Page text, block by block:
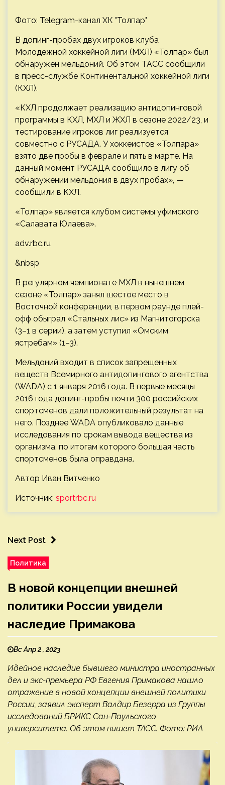
Фото: Telegram-канал ХК "Толпар"
В допинг-пробах двух игроков клуба
Молодежной хоккейной лиги (МХЛ) «Толпар» был
обнаружен мельдоний. Об этом ТАСС сообщили
в пресс-службе Континентальной хоккейной лиги
(КХЛ).
«КХЛ продолжает реализацию антидопинговой
программы в КХЛ, МХЛ и ЖХЛ в сезоне 2022/23, и
тестирование игроков лиг реализуется
совместно с РУСАДА. У хоккеистов «Толпара»
взято две пробы в феврале и пять в марте. На
данный момент РУСАДА сообщило в лигу об
обнаружении мельдония в двух пробах», —
сообщили в КХЛ.
«Толпар» является клубом системы уфимского
«Салавата Юлаева».
adv.rbc.ru
&nbsp
В регулярном чемпионате МХЛ в нынешнем
сезоне «Толпар» занял шестое место в
Восточной конференции, в первом раунде плей-
офф обыграл «Стальных лис» из Магнитогорска
(3–1 в серии), а затем уступил «Омским
ястребам» (1–3).
Мельдоний входит в список запрещенных
веществ Всемирного антидопингового агентства
(WADA) с 1 января 2016 года. В первые месяцы
2016 года допинг-пробы почти 300 российских
спортсменов дали положительный результат на
него. Позднее WADA опубликовало данные
исследования по срокам вывода вещества из
организма, по итогам которого большая часть
спортсменов была оправдана.
Автор Иван Витченко
Источник: sportrbc.ru
Next Post
Политика
В новой концепции внешней
политики России увидели
наследие Примакова
Вс Апр 2 , 2023
Идейное наследие бывшего министра иностранных
дел и экс-премьера РФ Евгения Примакова нашло
отражение в новой концепции внешней политики
России, заявил эксперт Валдир Безерра из Группы
исследований БРИКС Сан-Паульского
университета. Об этом пишет ТАСС. Фото: РИА